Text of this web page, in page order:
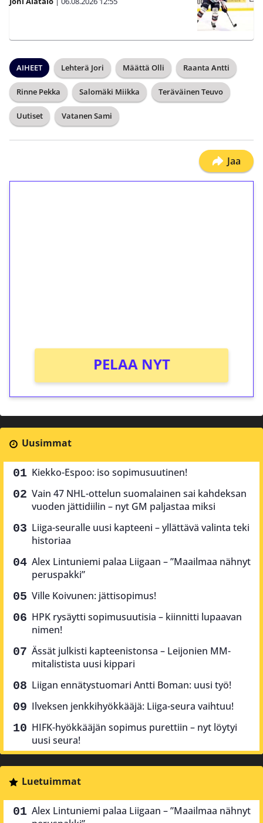
AIHEET Lehterä Jori Määttä Olli Raanta Antti
Rinne Pekka Salomäki Miikka Teräväinen Teuvo
Uutiset Vatanen Sami
Jaa
PELAA NYT
Uusimmat
Kiekko-Espoo: iso sopimusuutinen!
Vain 47 NHL-ottelun suomalainen sai kahdeksan
vuoden jättidiilin – nyt GM paljastaa miksi
Liiga-seuralle uusi kapteeni – yllättävä valinta teki
historiaa
Alex Lintuniemi palaa Liigaan – ”Maailmaa nähnyt
peruspakki”
Ville Koivunen: jättisopimus!
HPK rysäytti sopimusuutisia – kiinnitti lupaavan
nimen!
Ässät julkisti kapteenistonsa – Leijonien MM-
mitalistista uusi kippari
Liigan ennätystuomari Antti Boman: uusi työ!
Ilveksen jenkkihyökkääjä: Liiga-seura vaihtuu!
HIFK-hyökkääjän sopimus purettiin – nyt löytyi
uusi seura!
Luetuimmat
Alex Lintuniemi palaa Liigaan – ”Maailmaa nähnyt